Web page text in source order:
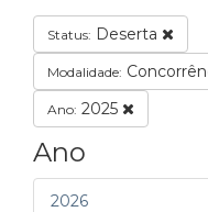
Status: Deserta
Modalidade:
Ano: 2025
Ano
2026